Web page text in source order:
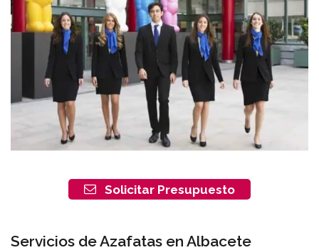
Solicitar Presupuesto
Servicios de Azafatas en Albacete